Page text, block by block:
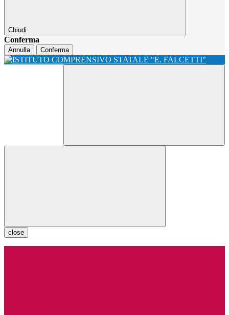
Chiudi
Conferma
Annulla Conferma
close